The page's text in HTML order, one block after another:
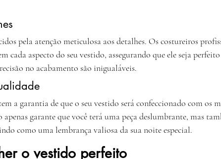
pela atenção meticulosa aos detalhes. Os costureiros
cada aspecto do seu vestido, assegurando que ele seja
no acabamento são inigualáveis.
a garantia de que o seu vestido será confeccionado com os
garante que você terá uma peça deslumbrante, mas
como uma lembrança valiosa da sua noite especial.
o vestido perfeito